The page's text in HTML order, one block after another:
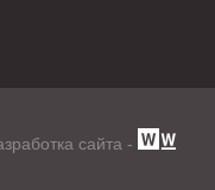
сайта -